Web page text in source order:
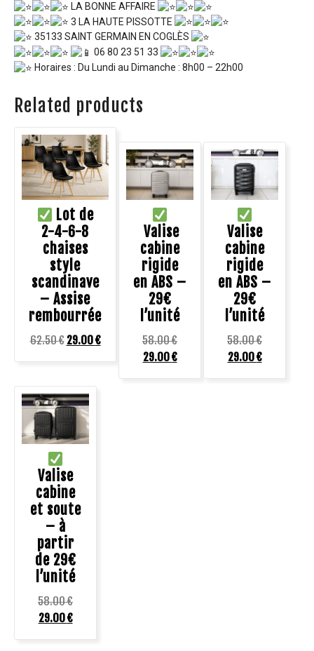
LA BONNE AFFAIRE
3 LA HAUTE PISSOTTE
35133 SAINT GERMAIN EN COGLÈS
06 80 23 51 33
Horaires : Du Lundi au Dimanche : 8h00 – 22h00
Related products
Lot de
2-4-6-8
chaises
style
scandinave
– Assise
rembourrée
62.50€ 29.00€
Valise
cabine
rigide
en ABS –
29€
l’unité
58.00€
29.00€
Valise
cabine
rigide
en ABS –
29€
l’unité
58.00€
29.00€
Valise
cabine
et soute
– à
partir
de 29€
l’unité
58.00€
29.00€